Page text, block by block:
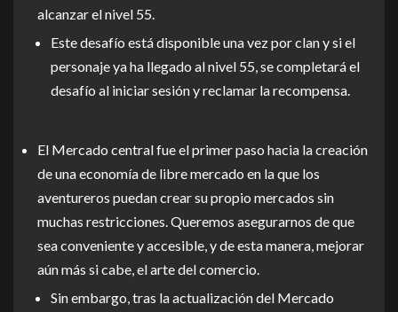
alcanzar el nivel 55.
Este desafío está disponible una vez por clan y si el
personaje ya ha llegado al nivel 55, se completará el
desafío al iniciar sesión y reclamar la recompensa.
El Mercado central fue el primer paso hacia la creación
de una economía de libre mercado en la que los
aventureros puedan crear su propio mercados sin
muchas restricciones. Queremos asegurarnos de que
sea conveniente y accesible, y de esta manera, mejorar
aún más si cabe, el arte del comercio.
Sin embargo, tras la actualización del Mercado